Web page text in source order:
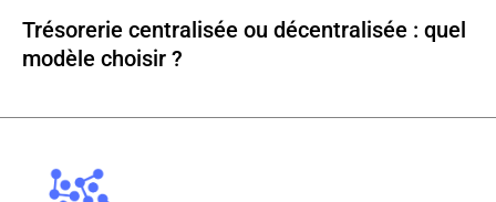
Trésorerie centralisée ou décentralisée : quel
modèle choisir ?